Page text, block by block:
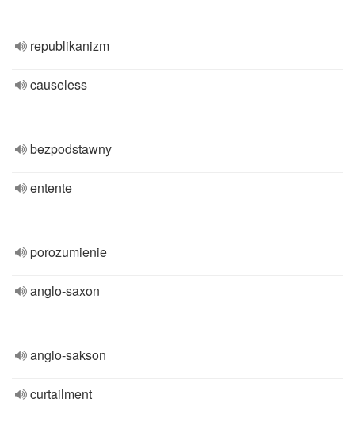
republikanizm
causeless
bezpodstawny
entente
porozumienie
anglo-saxon
anglo-sakson
curtailment